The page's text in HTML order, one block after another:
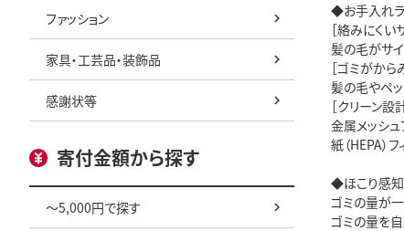
ファッション
家具・工芸品・装飾品
感謝状等
寄付金額から探す
～5,000円で探す
◆お手入れ
［絡みにくい
髪の毛がサ
［ゴミがから
髪の毛やペ
［クリーン設
金属メッシュ
紙（HEPA）
◆ほこり感
ゴミの量が
ゴミの量を